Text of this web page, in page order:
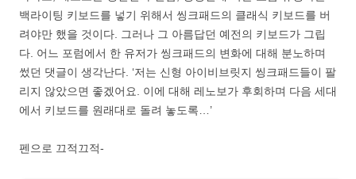
백라이팅 키보드를 넣기 위해서 씽크패드의 클래식 키보드를 버
려야만 했을 것이다. 그러나 그 아름답던 예전의 키보드가 그립
다. 어느 포럼에서 한 유저가 씽크패드의 변화에 대해 분노하며
썼던 댓글이 생각난다. ‘저는 신형 아이비브릿지 씽크패드들이 팔
리지 않았으면 좋겠어요. 이에 대해 레노보가 후회하며 다음 세대
에서 키보드를 원래대로 돌려 놓도록…’
펜으로 끄적끄적-